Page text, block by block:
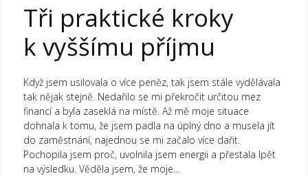
Tři praktické kroky
k vyššímu příjmu
Když jsem usilovala o více peněz, tak jsem stále vydělávala
tak nějak stejně. Nedařilo se mi překročit určitou mez
financí a byla zaseklá na místě. Až mě moje situace
dohnala k tomu, že jsem padla na úplný dno a musela jít
do zaměstnání, najednou se mi začalo více dařit.
Pochopila jsem proč, uvolnila jsem energii a přestala lpět
na výsledku. Věděla jsem, že moje...